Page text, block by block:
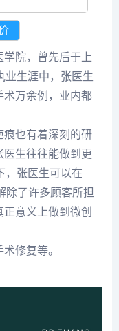
学院，曾先后于上
业生涯中，张医生
术万余例，业内都
痕也有着深刻的研
生往往能做到更
，张医生可以在
除了许多顾客所担
意义上做到微创
修复等。